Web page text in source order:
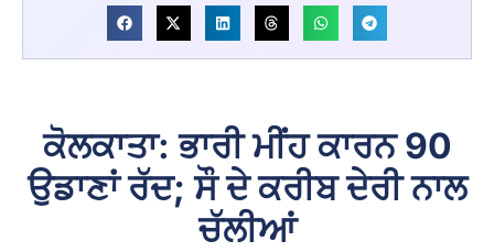
ਕੋਲਕਾਤਾ: ਭਾਰੀ ਮੀਂਹ ਕਾਰਨ 90
ਉਡਾਣਾਂ ਰੱਦ; ਸੌ ਦੇ ਕਰੀਬ ਦੇਰੀ ਨਾਲ
ਚੱਲੀਆਂ